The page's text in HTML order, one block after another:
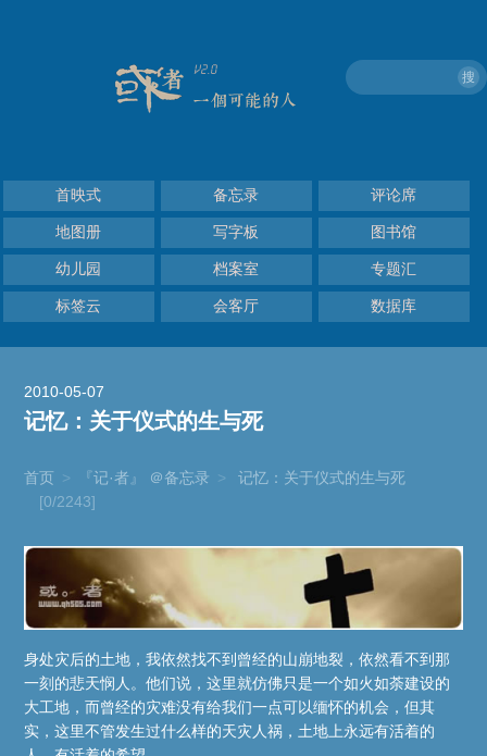
搜
首映式 备忘录 评论席
地图册 写字板 图书馆
幼儿园 档案室 专题汇
标签云 会客厅 数据库
2010-05-07
记忆：关于仪式的生与死
首页 > 『记·者』 ＠备忘录 >
记忆：关于仪式的生与死
[0/2243]
身处灾后的土地，我依然找不到曾经的山崩地裂，依然看不到那
一刻的悲天悯人。他们说，这里就仿佛只是一个如火如荼建设的
大工地，而曾经的灾难没有给我们一点可以缅怀的机会，但其
实，这里不管发生过什么样的天灾人祸，土地上永远有活着的